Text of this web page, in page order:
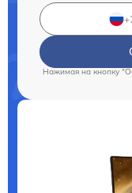
Нажимая на кнопку